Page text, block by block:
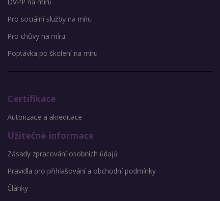
Pro sociální služby na míru
Pro chůvy na míru
Poptávka po školení na míru
Certifikace
Autorizace a akreditace
Užitečné informace
Zásady zpracování osobních údajů
Pravidla pro přihlašování a obchodní podmínky
Články